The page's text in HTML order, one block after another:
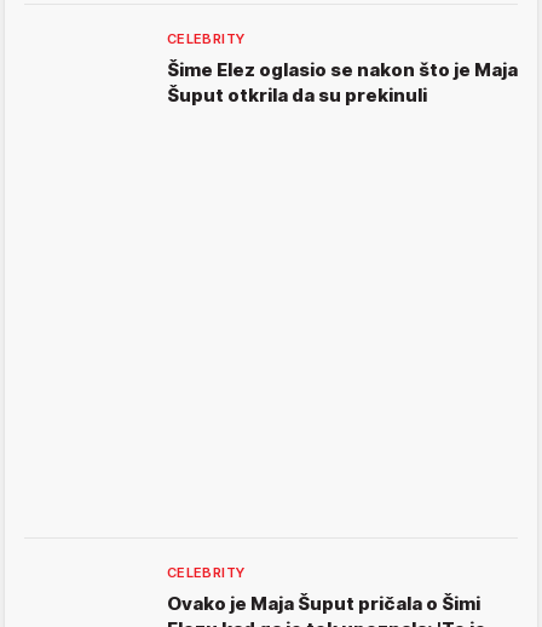
CELEBRITY
Šime Elez oglasio se nakon što je Maja
Šuput otkrila da su prekinuli
CELEBRITY
Ovako je Maja Šuput pričala o Šimi